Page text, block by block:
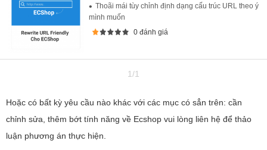
Thoãi mái tùy chỉnh định dạng cấu trúc URL theo ý
mình muốn
0 đánh giá
1/1
Hoặc có bất kỳ yêu cầu nào khác với các mục có sẳn trên: cần
chỉnh sửa, thêm bớt tính năng về Ecshop vui lòng liên hệ để thảo
luận phương án thực hiện.